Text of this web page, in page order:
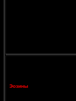
Эозины